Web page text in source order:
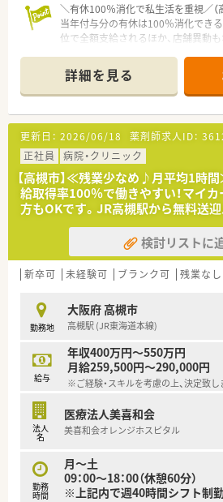
＼有休100％消化で私生活を重視／（
当年付与分の有休は100％消化でき
位で全額支給されるほか、店舗異動
＊------------------------------------------＊
【店舗情報と応需状況について】
■JR東海道本線の高槻駅から自転車
阪急高槻市駅からも近く2WAYアク
■2023年5月に開局した非常に綺麗
ンも含めて清潔感があり広々とした
■主に循環器内科や小児科のほか整
平均70枚から80枚ほど応需しており
ます。
【想定される業務内容】
■処方箋に基づく正確な調剤や細心
患者様の気持ちに優しく寄り添った
す。
■全店で施設在宅業務に注力してお
■店舗の声を反映して最新の調剤機
り、レセコンや各種監査システムを
す。
【職場環境と雰囲気】
■在籍する薬剤師や医療事務のスタ
く、新しく入職される方もすぐに馴
やり取りなどの雑務をすべて巻き取
■幅広い年代のスタッフが活躍して
詳細を見る
更新日： 2026/06/18 薬剤師求人ID：
正社員
病院・クリニック
【高槻市】≪残業少なめ♪月平均1時
給取得率100％で働きやすい！マイカ
方もOKです。JR高槻駅から無料送迎
検討リストに
新卒可 未経験可 ブランク可 残業な
勤務地
大阪府 高槻市
高槻駅 (JR東海道本線)
給与
年収400万円～550万円
月給259,500円～290,000円
※ご経験・スキルを考慮の上、決定致し
法人
名
医療法人美喜和会
美喜和会オレンジホスピタル
勤務
時間
月～土
09：00～18：00（休憩60分）
※上記内で週40時間シフト制